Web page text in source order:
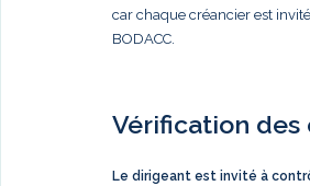
car chaque créancier est
BODACC.
Vérification des
Le dirigeant est invité à